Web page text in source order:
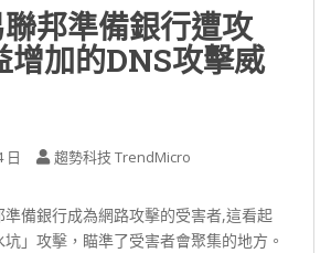
邦準備銀行遭攻
增加的DNS攻擊威
日 趨勢科技 TrendMicro
備銀行成為網路攻擊的受害者,這看起
」攻擊，瞄準了受害者會聚集的地方。